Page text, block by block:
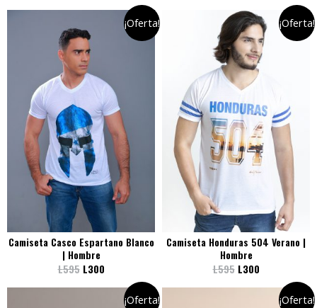
¡Oferta!
Camiseta Casco Espartano Blanco
| Hombre
L595 L300
¡Oferta!
Camiseta Honduras 504 Verano |
Hombre
L595 L300
¡Oferta! ¡Oferta!